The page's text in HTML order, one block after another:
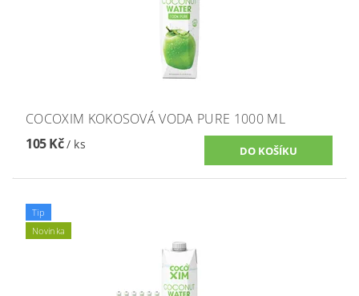
COCOXIM KOKOSOVÁ VODA PURE 1000 ML
105 Kč/ ks
Tip
Novinka